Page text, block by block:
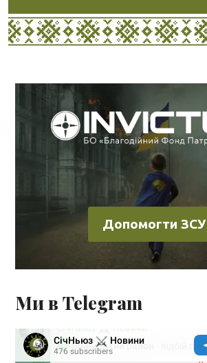
Допомогти ЗСУ
Ми в Telegram